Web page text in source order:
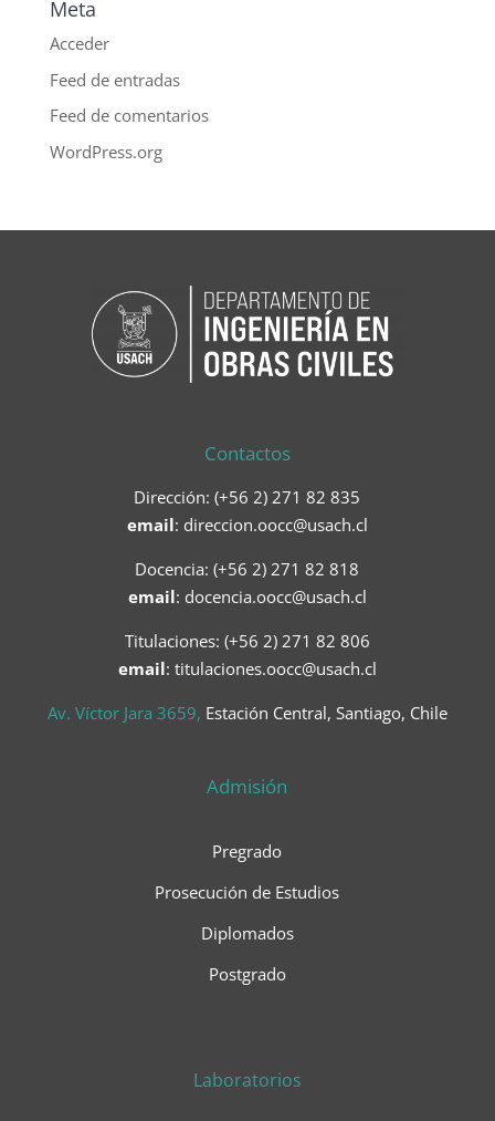
Meta
Acceder
Feed de entradas
Feed de comentarios
WordPress.org
Contactos
Dirección: (+56 2) 271 82 835
email: direccion.oocc@usach.cl
Docencia: (+56 2) 271 82 818
email: docencia.oocc@usach.cl
Titulaciones: (+56 2) 271 82 806
email: titulaciones.oocc@usach.cl
Av. Víctor Jara 3659, Estación Central, Santiago, Chile
Admisión
Pregrado
Prosecución de Estudios
Diplomados
Postgrado
Laboratorios